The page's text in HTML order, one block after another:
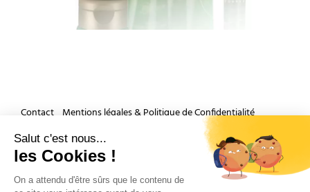
Salut c'est nous...
les Cookies !
On a attendu d'être sûrs que le contenu de
Contact Mentions légales & Politique de Confidentialité
Et si nous parlions de votre mariage ?